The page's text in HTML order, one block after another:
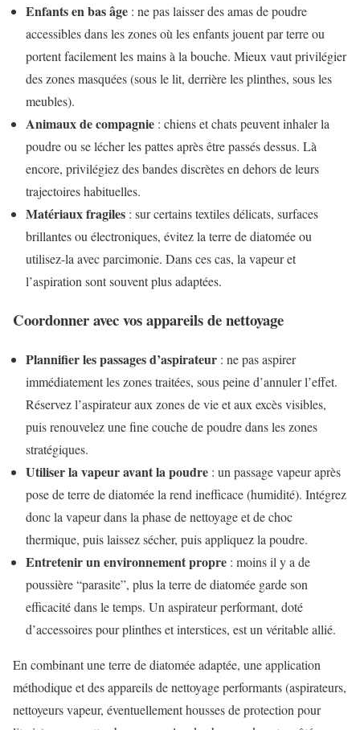
Enfants en bas âge : ne pas laisser des amas de poudre
accessibles dans les zones où les enfants jouent par terre ou
portent facilement les mains à la bouche. Mieux vaut privilégier
des zones masquées (sous le lit, derrière les plinthes, sous les
meubles).
Animaux de compagnie : chiens et chats peuvent inhaler la
poudre ou se lécher les pattes après être passés dessus. Là
encore, privilégiez des bandes discrètes en dehors de leurs
trajectoires habituelles.
Matériaux fragiles : sur certains textiles délicats, surfaces
brillantes ou électroniques, évitez la terre de diatomée ou
utilisez-la avec parcimonie. Dans ces cas, la vapeur et
l’aspiration sont souvent plus adaptées.
Coordonner avec vos appareils de nettoyage
Plannifier les passages d’aspirateur : ne pas aspirer
immédiatement les zones traitées, sous peine d’annuler l’effet.
Réservez l’aspirateur aux zones de vie et aux excès visibles,
puis renouvelez une fine couche de poudre dans les zones
stratégiques.
Utiliser la vapeur avant la poudre : un passage vapeur après
pose de terre de diatomée la rend inefficace (humidité). Intégrez
donc la vapeur dans la phase de nettoyage et de choc
thermique, puis laissez sécher, puis appliquez la poudre.
Entretenir un environnement propre : moins il y a de
poussière “parasite”, plus la terre de diatomée garde son
efficacité dans le temps. Un aspirateur performant, doté
d’accessoires pour plinthes et interstices, est un véritable allié.
En combinant une terre de diatomée adaptée, une application
méthodique et des appareils de nettoyage performants (aspirateurs,
nettoyeurs vapeur, éventuellement housses de protection pour